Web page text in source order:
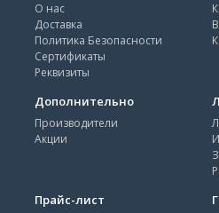
О нас
Доставка
Политика Безопасности
Сертификаты
Реквизиты
Дополнительно
Производители
Акции
Прайс-лист